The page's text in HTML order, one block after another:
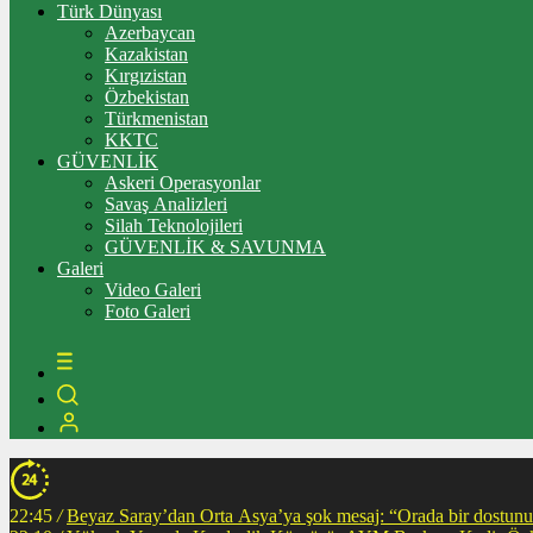
Türk Dünyası
Azerbaycan
Kazakistan
Kırgızistan
Özbekistan
Türkmenistan
KKTC
GÜVENLİK
Askeri Operasyonlar
Savaş Analizleri
Silah Teknolojileri
GÜVENLİK & SAVUNMA
Galeri
Video Galeri
Foto Galeri
22:45 / Beyaz Saray’dan Orta Asya’ya şok mesaj: “Orada bir